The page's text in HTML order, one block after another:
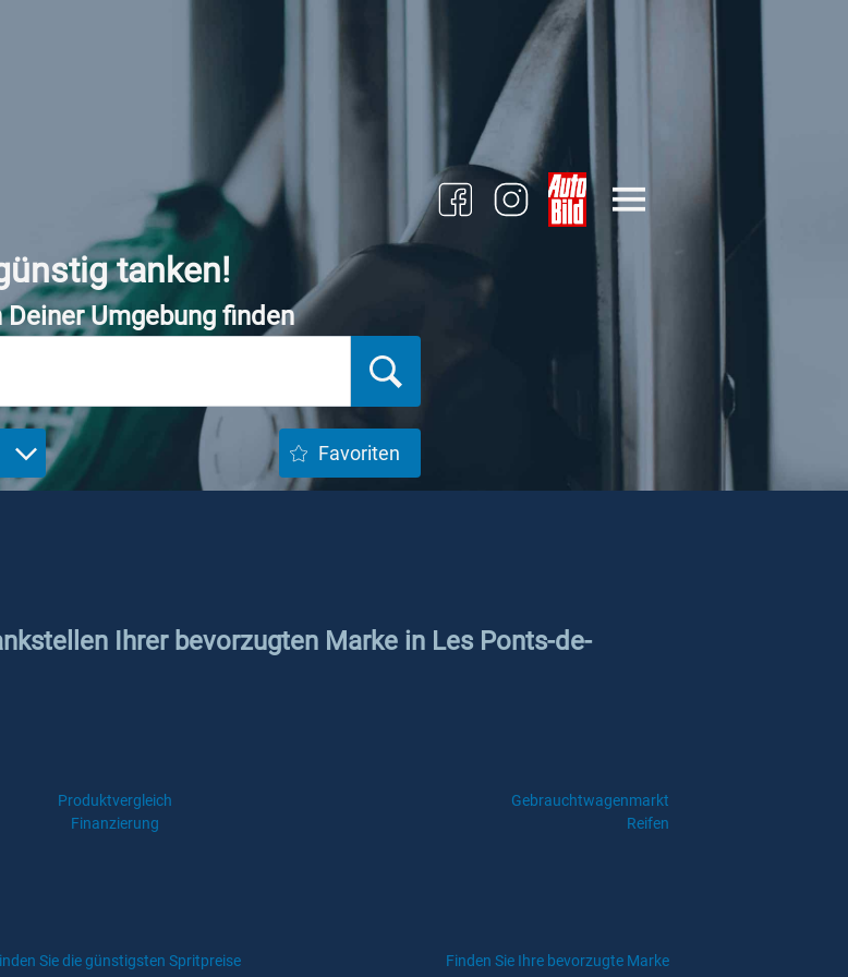
tanken!
Umgebung finden
Favoriten
Ihrer bevorzugten Marke in Les Ponts-de-
Produktvergleich
Gebrauchtwagenmarkt
Finanzierung
Reifen
Sie die günstigsten Spritpreise Finden Sie Ihre bevorzugte Marke